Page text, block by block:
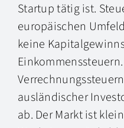
Startup tätig ist.
europäischen
keine
ausländischer
ab. Der Markt ist